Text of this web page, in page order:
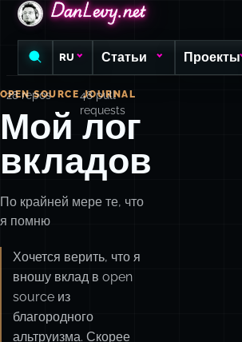
DanLevy.net
DanLevy.net
DanLevy.net
RU Статьи Проекты
OPEN SOURCE JOURNAL
Мой лог
вкладов
По крайней мере те, что
я помню
Хочется верить, что я
вношу вклад в open
source из
благородного
альтруизма. Скорее
28 repos
48 pull
requests